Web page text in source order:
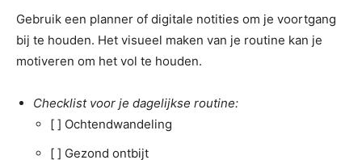
Gebruik een planner of digitale notities om je voortgang
bij te houden. Het visueel maken van je routine kan je
motiveren om het vol te houden.
Checklist voor je dagelijkse routine:
[ ] Ochtendwandeling
[ ] Gezond ontbijt